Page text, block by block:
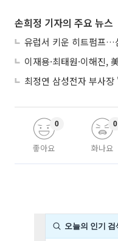
손희정 기자의 주요 뉴스
좋아요
0
화나요
0